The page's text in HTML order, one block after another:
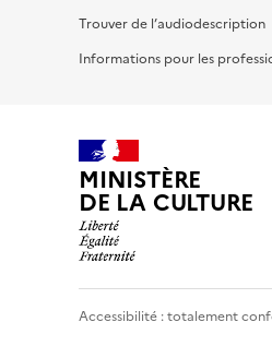
Trouver de l’audiodescription
Informations pour les
MINISTÈRE
DE LA CULTURE
Accessibilité : totalement